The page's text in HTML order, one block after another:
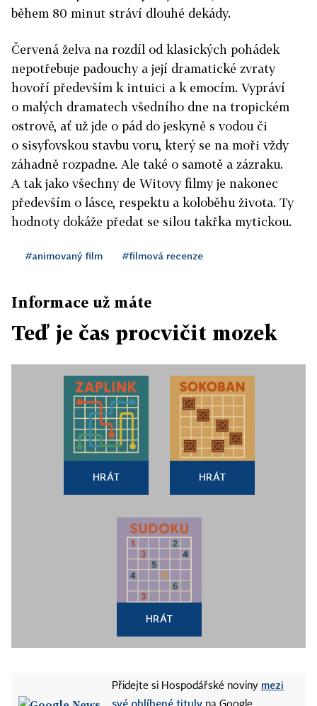
během 80 minut stráví dlouhé dekády.
Červená želva na rozdíl od klasických pohádek
nepotřebuje padouchy a její dramatické zvraty
hovoří především k intuici a k emocím. Vypráví
o malých dramatech všedního dne na tropickém
ostrově, ať už jde o pád do jeskyně s vodou či
o sisyfovskou stavbu voru, který se na moři vždy
záhadně rozpadne. Ale také o samotě a zázraku.
A tak jako všechny de Witovy filmy je nakonec
především o lásce, respektu a koloběhu života. Ty
hodnoty dokáže předat se silou takřka mytickou.
#animovaný film #filmová recenze
Informace už máte
Teď je čas procvičit mozek
HRÁT HRÁT
HRÁT
Přidejte si Hospodářské noviny mezi
své oblíbené tituly